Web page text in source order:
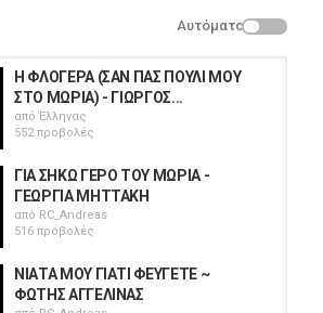
Αυτόματο
Η ΦΛΟΓΕΡΑ (ΣΑΝ ΠΑΣ ΠΟΥΛΙ ΜΟΥ
ΣΤΟ ΜΩΡΙΑ) - ΓΙΩΡΓΟΣ...
απόΈλληνας
552 προβολές
ΓΙΑ ΣΗΚΩ ΓΕΡΟ ΤΟΥ ΜΩΡΙΑ -
ΓΕΩΡΓΙΑ ΜΗΤΤΑΚΗ
από RC_Andreas
516 προβολές
ΝΙΑΤΑ ΜΟΥ ΓΙΑΤΙ ΦΕΥΓΕΤΕ ~
ΦΩΤΗΣ ΑΓΓΕΛΙΝΑΣ